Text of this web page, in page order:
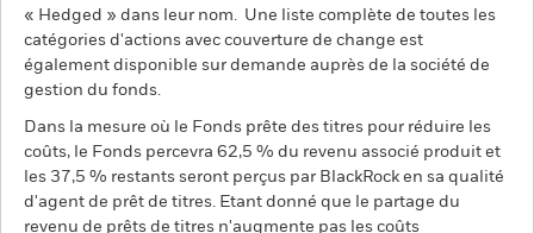
« Hedged » dans leur nom. Une liste complète de toutes les
catégories d'actions avec couverture de change est
également disponible sur demande auprès de la société de
gestion du fonds.
Dans la mesure où le Fonds prête des titres pour réduire les
coûts, le Fonds percevra 62,5 % du revenu associé produit et
les 37,5 % restants seront perçus par BlackRock en sa qualité
d'agent de prêt de titres. Etant donné que le partage du
revenu de prêts de titres n'augmente pas les coûts